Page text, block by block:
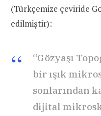
(Türkçemize çeviride
edilmiştir):
“Gözyaşı
bir ışık
sonlarından
dijital